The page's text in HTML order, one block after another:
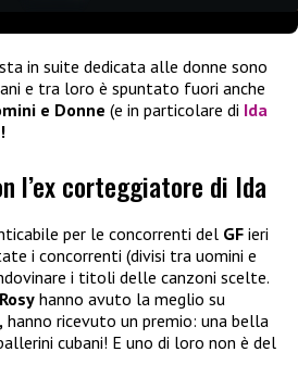
in suite dedicata alle donne sono
e tra loro è spuntato fuori anche
e Donne (e in particolare di Ida
l’ex corteggiatore di Ida
per le concorrenti del GF ieri
i concorrenti (divisi tra uomini e
i titoli delle canzoni scelte.
Rosy hanno avuto la meglio su
hanno ricevuto un premio: una bella
cubani! E uno di loro non è del